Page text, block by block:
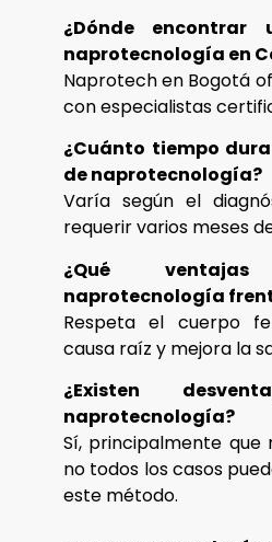
¿Dónde
naprotecnología en
Naprotech en Bogotá
con especialistas
¿Cuánto tiempo
de naprotecnología?
Varía según el
requerir varios meses
¿Qué
naprotecnología
Respeta el cuerpo
causa raíz y mejora la
¿Existen
naprotecnología?
Sí, principalmente que
no todos los casos
este método.